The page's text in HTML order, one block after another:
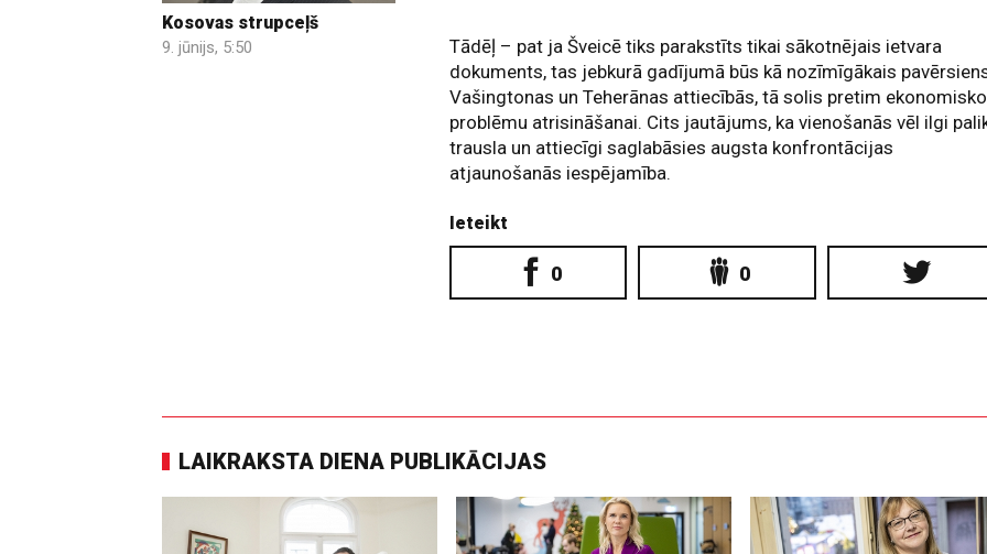
Kosovas strupceļš
9. jūnijs, 5:50
Tādēļ – pat ja Šveicē tiks parakstīts tikai sākotnējais ietvara
dokuments, tas jebkurā gadījumā būs kā nozīmīgākais
Vašingtonas un Teherānas attiecībās, tā solis pretim ekonomisko
problēmu atrisināšanai. Cits jautājums, ka vienošanās vēl ilgi
trausla un attiecīgi saglabāsies augsta konfrontācijas
atjaunošanās iespējamība.
Ieteikt
0 0
LAIKRAKSTA DIENA PUBLIKĀCIJAS